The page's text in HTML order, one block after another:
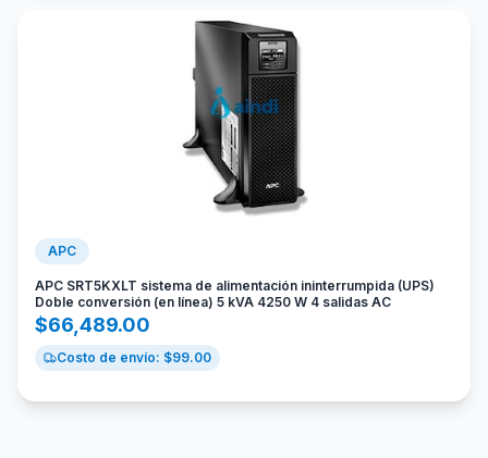
APC
APC SRT5KXLT sistema de alimentación ininterrumpida (UPS)
Doble conversión (en línea) 5 kVA 4250 W 4 salidas AC
$66,489.00
Costo de envío: $99.00